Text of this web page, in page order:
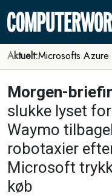
Aktuelt:Microsofts Azure
Morgen-
slukke lyset
Waymo
robotaxier
Microsoft
køb